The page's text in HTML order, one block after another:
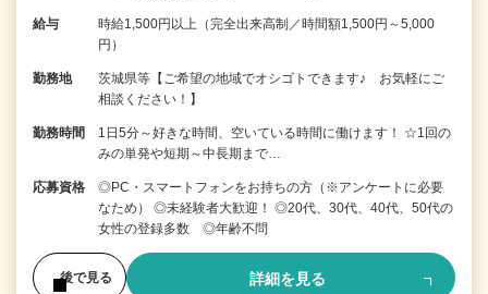
給与
時給1,500円以上（完全出来高制／時間額1,500円～5,000
円）
勤務地
茨城県等【ご希望の地域でオシゴトできます♪ お気軽にご
相談ください！】
勤務時間
1日5分～好きな時間、空いている時間に働けます！ ☆1回の
みの単発や短期～中長期まで…
応募資格
◎PC・スマートフォンをお持ちの方（※アンケートに必要
なため） ◎未経験者大歓迎！ ◎20代、30代、40代、50代の
女性の登録多数 ◎年齢不問
後で見る 詳細を見る